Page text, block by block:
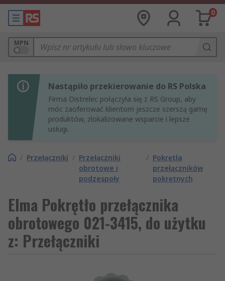
0
MPN
Nastąpiło przekierowanie do RS Polska
Firma Distrelec połączyła się z RS Group, aby
móc zaoferować klientom jeszcze szerszą gamę
produktów, zlokalizowane wsparcie i lepsze
usługi.
/ Przełączniki / Przełączniki
obrotowe i
podzespoły
/ Pokrętła
przełączników
pokrętnych
Elma Pokrętło przełącznika
obrotowego 021-3415, do użytku
z: Przełączniki